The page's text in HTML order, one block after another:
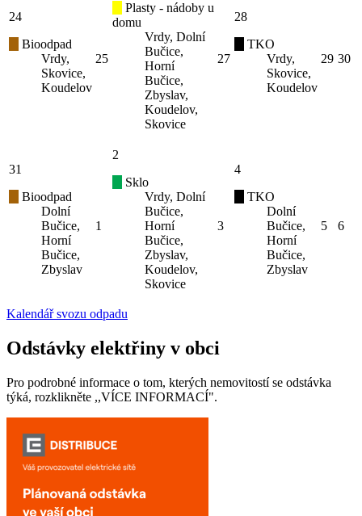
24
Bioodpad
Vrdy,
Skovice,
Koudelov
25
Plasty - nádoby u
domu
Vrdy, Dolní
Bučice,
Horní
Bučice,
Zbyslav,
Koudelov,
Skovice
27
28
TKO
Vrdy,
Skovice,
Koudelov
29 30
31
Bioodpad
Dolní
Bučice,
Horní
Bučice,
Zbyslav
1
2
Sklo
Vrdy, Dolní
Bučice,
Horní
Bučice,
Zbyslav,
Koudelov,
Skovice
3
4
TKO
Dolní
Bučice,
Horní
Bučice,
Zbyslav
5 6
Kalendář svozu odpadu
Odstávky elektřiny v obci
Pro podrobné informace o tom, kterých nemovitostí se odstávka
týká, rozklikněte ,,VÍCE INFORMACÍ".